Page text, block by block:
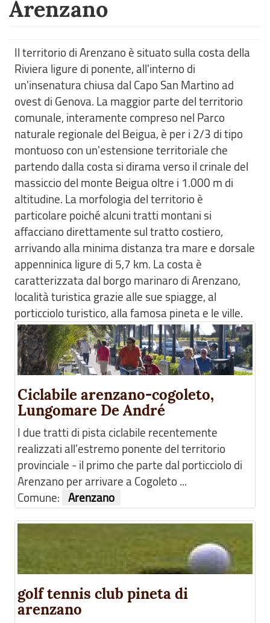
Arenzano
Il territorio di Arenzano è situato sulla costa della
Riviera ligure di ponente, all'interno di
un'insenatura chiusa dal Capo San Martino ad
ovest di Genova. La maggior parte del territorio
comunale, interamente compreso nel Parco
naturale regionale del Beigua, è per i 2/3 di tipo
montuoso con un'estensione territoriale che
partendo dalla costa si dirama verso il crinale del
massiccio del monte Beigua oltre i 1.000 m di
altitudine. La morfologia del territorio è
particolare poiché alcuni tratti montani si
affacciano direttamente sul tratto costiero,
arrivando alla minima distanza tra mare e dorsale
appenninica ligure di 5,7 km. La costa è
caratterizzata dal borgo marinaro di Arenzano,
località turistica grazie alle sue spiagge, al
porticciolo turistico, alla famosa pineta e le ville.
Ciclabile arenzano-cogoleto,
Lungomare De André
I due tratti di pista ciclabile recentemente
realizzati all’estremo ponente del territorio
provinciale - il primo che parte dal porticciolo di
Arenzano per arrivare a Cogoleto ...
Comune: Arenzano
golf tennis club pineta di
arenzano